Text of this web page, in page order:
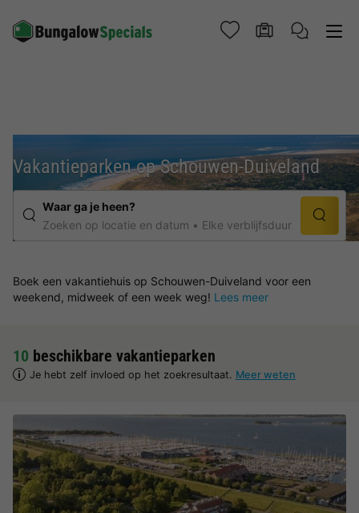
Vakantieparken op Schouwen-Duiveland
Waar ga je heen?
Zoeken op locatie en datum
Elke verblijfsduur
Boek een vakantiehuis op Schouwen-Duiveland voor een
weekend, midweek of een week weg! Lees meer
10 beschikbare vakantieparken
Je hebt zelf invloed op het zoekresultaat. Meer weten